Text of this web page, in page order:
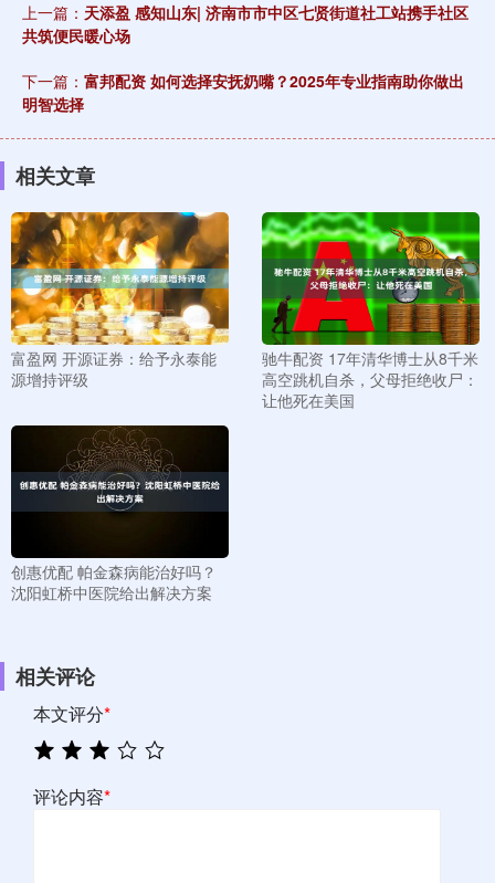
上一篇： 天添盈 感知山东| 济南市市中区七贤街道社工站携手社区
共筑便民暖心场
下一篇： 富邦配资 如何选择安抚奶嘴？2025年专业指南助你做出
明智选择
相关文章
富盈网 开源证券：给予永泰能
源增持评级
驰牛配资 17年清华博士从8千米
高空跳机自杀，父母拒绝收尸：
让他死在美国
创惠优配 帕金森病能治好吗？
沈阳虹桥中医院给出解决方案
相关评论
本文评分*
评论内容*